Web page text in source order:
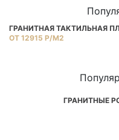
ГРАНИТНАЯ ТАКТИЛЬНАЯ
ОТ 12915 Р/М2
ГРАНИТНЫЕ